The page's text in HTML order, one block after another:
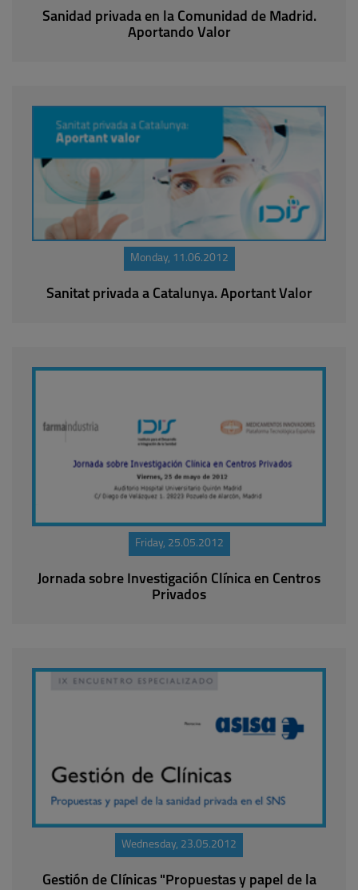
Sanidad privada en la Comunidad de Madrid.
Aportando Valor
Monday, 11.06.2012
Sanitat privada a Catalunya. Aportant Valor
Friday, 25.05.2012
Jornada sobre Investigación Clínica en Centros
Privados
Wednesday, 23.05.2012
Gestión de Clínicas "Propuestas y papel de la